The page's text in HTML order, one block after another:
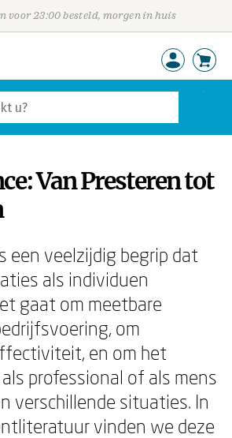
voor 23:00 besteld, morgen in huis
Van Presteren tot
een veelzijdig begrip dat
als individuen
gaat om meetbare
om
en om het
professional of als mens
verschillende situaties. In
vinden we deze